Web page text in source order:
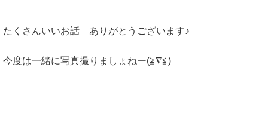
たくさんいいお話 ありがとうございます♪
今度は一緒に写真撮りましょねー(≧∇≦)